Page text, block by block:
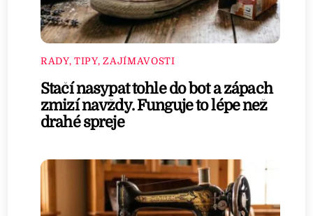
RADY, TIPY, ZAJÍMAVOSTI
Stačí nasypat tohle do bot a zápach
zmizí navždy. Funguje to lépe než
drahé spreje